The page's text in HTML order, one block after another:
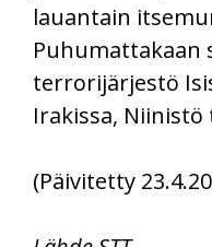
lauantain
Puhumattakaan
terrorijärjestö
Irakissa,
(Päivitetty